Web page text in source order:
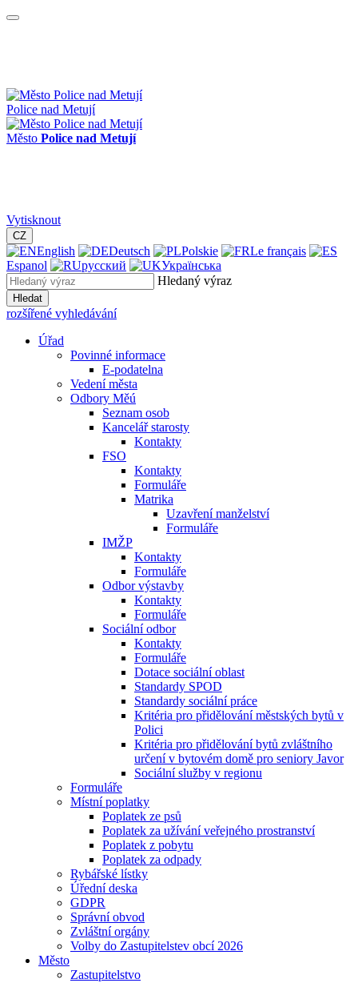
Police nad Metují
Město Police nad Metují
Vytisknout
CZ
English Deutsch Polskie
Le français
Espanol
русский
Українська
Hledaný výraz
Hledat
rozšířené vyhledávání
Úřad
Povinné informace
E-podatelna
Vedení města
Odbory Měú
Seznam osob
Kancelář starosty
Kontakty
FSO
Kontakty
Formuláře
Matrika
Uzavření manželství
Formuláře
IMŽP
Kontakty
Formuláře
Odbor výstavby
Kontakty
Formuláře
Sociální odbor
Kontakty
Formuláře
Dotace sociální oblast
Standardy SPOD
Standardy sociální práce
Kritéria pro přidělování městských bytů v
Polici
Kritéria pro přidělování bytů zvláštního
určení v bytovém domě pro seniory Javor
Sociální služby v regionu
Formuláře
Místní poplatky
Poplatek ze psů
Poplatek za užívání veřejného prostranství
Poplatek z pobytu
Poplatek za odpady
Rybářské lístky
Úřední deska
GDPR
Správní obvod
Zvláštní orgány
Volby do Zastupitelstev obcí 2026
Město
Zastupitelstvo